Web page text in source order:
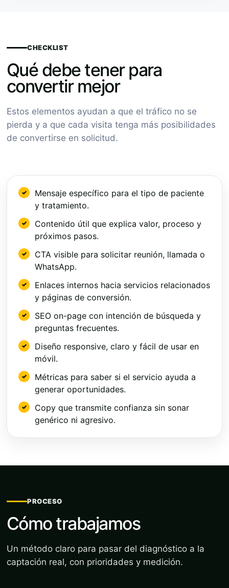
CHECKLIST
Qué debe tener para
convertir mejor
Estos elementos ayudan a que el tráfico no se
pierda y a que cada visita tenga más posibilidades
de convertirse en solicitud.
Mensaje específico para el tipo de paciente
y tratamiento.
Contenido útil que explica valor, proceso y
próximos pasos.
CTA visible para solicitar reunión, llamada o
WhatsApp.
Enlaces internos hacia servicios relacionados
y páginas de conversión.
SEO on-page con intención de búsqueda y
preguntas frecuentes.
Diseño responsive, claro y fácil de usar en
móvil.
Métricas para saber si el servicio ayuda a
generar oportunidades.
Copy que transmite confianza sin sonar
genérico ni agresivo.
PROCESO
Cómo trabajamos
Un método claro para pasar del diagnóstico a la
captación real, con prioridades y medición.